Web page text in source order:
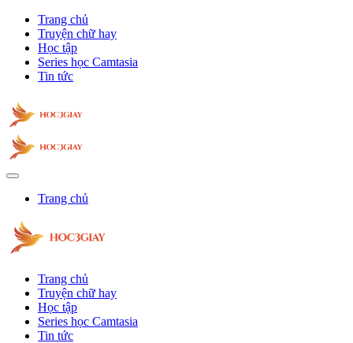
Trang chủ
Truyện chữ hay
Học tập
Series học Camtasia
Tin tức
Trang chủ
Trang chủ
Truyện chữ hay
Học tập
Series học Camtasia
Tin tức